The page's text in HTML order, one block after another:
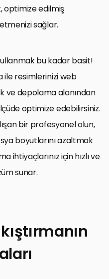
optimize edilmiş
sağlar.
kullanmak bu kadar basit!
ile resimlerinizi web
ve depolama alanından
optimize edebilirsiniz.
bir profesyonel olun,
boyutlarını azaltmak
ihtiyaçlarınız için hızlı ve
sunar.